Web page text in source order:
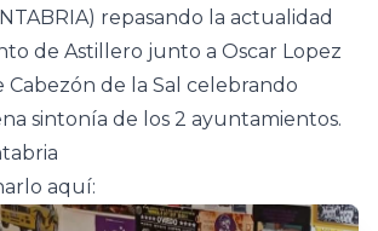
repasando la actualidad
de Astillero junto a Oscar Lopez
Cabezón de la Sal celebrando
sintonía de los 2 ayuntamientos.
aquí: